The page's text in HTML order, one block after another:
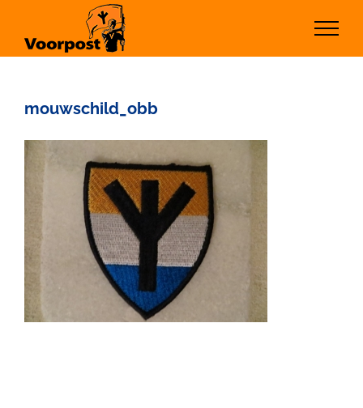
inhoud
mouwschild_obb